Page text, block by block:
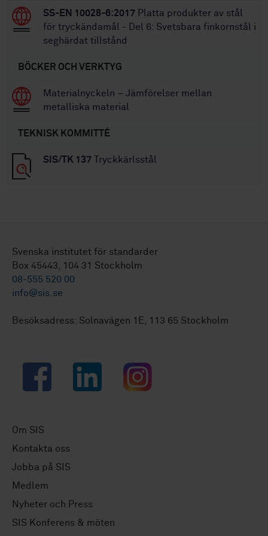
SS-EN 10028-6:2017 Platta produkter av stål
för tryckändamål - Del 6: Svetsbara finkornstål i
seghärdat tillstånd
BÖCKER OCH VERKTYG
Materialnyckeln – Jämförelser mellan
metalliska material
TEKNISK KOMMITTÉ
SIS/TK 137 Tryckkärlsstål
Svenska institutet för standarder
Box 45443, 104 31 Stockholm
08-555 520 00
info@sis.se
Besöksadress: Solnavägen 1E, 113 65 Stockholm
Facebook LinkedIn Instagram
Om SIS
Kontakta oss
Jobba på SIS
Medlem
Nyheter och Press
SIS Konferens & möten